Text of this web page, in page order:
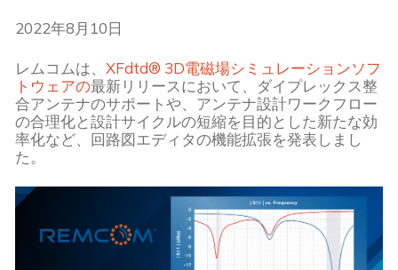
2022年8月10日
レムコムは、 XFdtd® 3D電磁場シミュレーションソフ
トウェアの最新リリースにおいて、ダイプレックス整
合アンテナのサポートや、アンテナ設計ワークフロー
の合理化と設計サイクルの短縮を目的とした新たな効
率化など、回路図エディタの機能拡張を発表しまし
た。